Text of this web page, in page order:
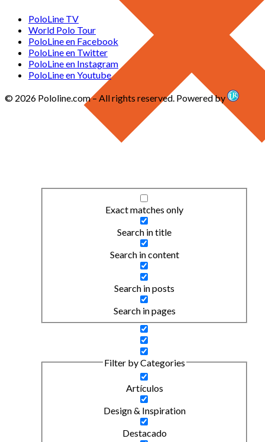
Exact matches only
Search in title
Search in content
Search in posts
Search in pages
Filter by Categories
Artículos
Design & Inspiration
Destacado
PoloLine TV
World Polo Tour
PoloLine en Facebook
PoloLine en Twitter
PoloLine en Instagram
PoloLine en Youtube
© 2026 Pololine.com – All rights reserved. Powered by